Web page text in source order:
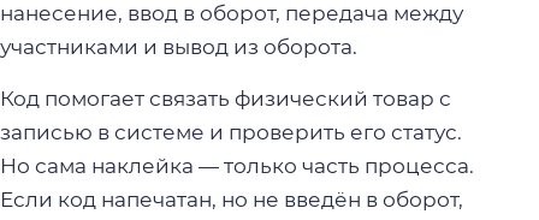
нанесение, ввод в оборот, передача между
участниками и вывод из оборота.
Код помогает связать физический товар с
записью в системе и проверить его статус.
Но сама наклейка — только часть процесса.
Если код напечатан, но не введён в оборот,